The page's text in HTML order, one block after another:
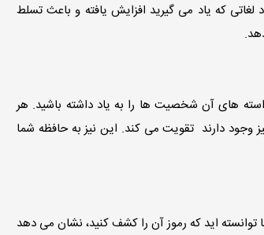
که یاد می گیرید افزایش یافته و باعث تسلط
های آن شخصیت ها را به یاد داشته باشید. هر
وجود دارند تقویت می کند. این نیز به حافظه شما
توانسته اید که رموز آن را کشف کنید، نشان می دهد